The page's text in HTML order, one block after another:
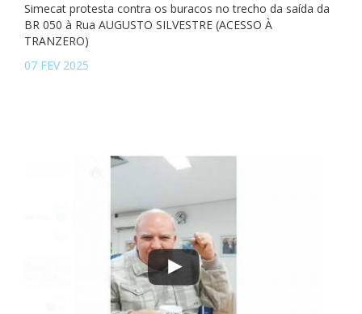
Simecat protesta contra os buracos no trecho da saída da
BR 050 à Rua AUGUSTO SILVESTRE (ACESSO À
TRANZERO)
07 FEV 2025